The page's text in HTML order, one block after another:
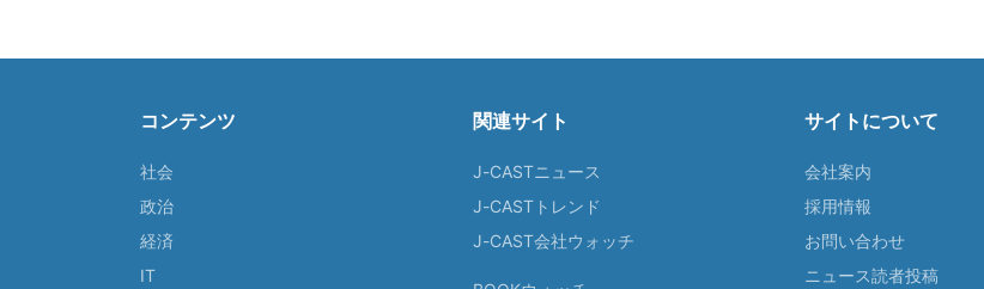
コンテンツ
社会
政治
経済
IT
関連サイト
J-CASTニュース
J-CASTトレンド
J-CAST会社ウォッチ
サイトについて
会社案内
採用情報
お問い合わせ
ニュース読者投稿